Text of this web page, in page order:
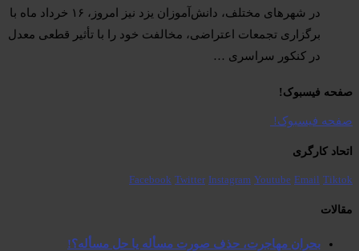
در شهرهای مختلف، دانش‌آموزان یزد نیز امروز، ۱۶ خرداد ماه با
برگزاری تجمعات اعتراضی، مخالفت خود را با تأثیر قطعی معدل
در کنکور سراسری …
صفحە فیسبوک! ​
صفحە فیسبوک! ​
اتحاد کارگری
Facebook Twitter Instagram Youtube Email Tiktok
مقالات
بحران مهاجرت‌، حذف صورت مسأله یا حل مسأله؟!